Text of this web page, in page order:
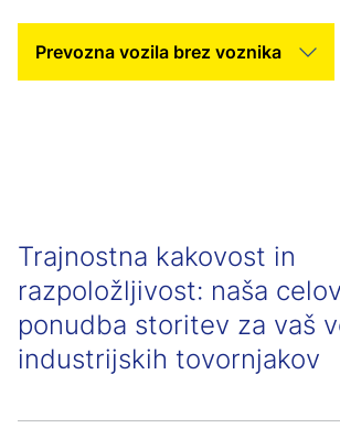
Izberite kategorijo
Trajnostna kakovost in
razpoložljivost: naša
ponudba storitev za vaš
industrijskih tovornjakov